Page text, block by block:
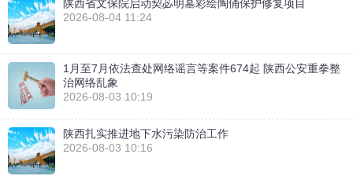
陕西省文保院启动契苾明墓彩绘陶俑保护修复项目
2026-08-04 11:24
1月至7月依法查处网络谣言等案件674起 陕西公安重拳整
治网络乱象
2026-08-03 10:19
陕西扎实推进地下水污染防治工作
2026-08-03 10:16